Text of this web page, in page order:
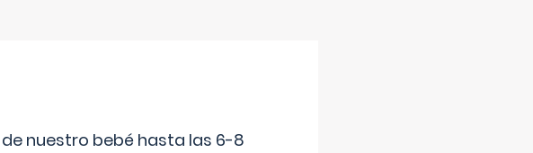
nuestro bebé hasta las 6-8